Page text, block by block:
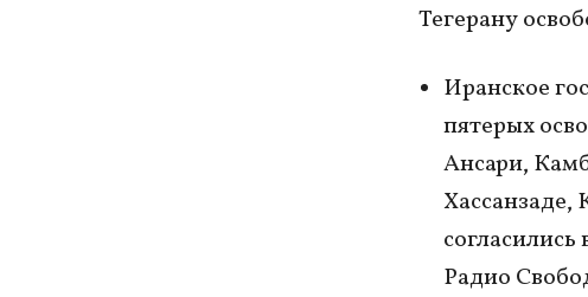
Тегерану
Иранское
пятерых
Ансари,
согласились
Радио